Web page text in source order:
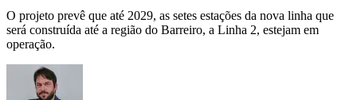
O projeto prevê que até 2029, as setes estações da nova linha que
será construída até a região do Barreiro, a Linha 2, estejam em
operação.